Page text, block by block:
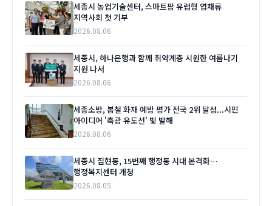
세종시 농업기술센터, 스마트팜 유럽형 엽채류
지역사회 첫 기부
2026.08.06
세종시, 하나은행과 함께 취약계층 시원한 여름나기
지원 나서
2026.08.06
세종소방, 봄철 화재 예방 평가 전국 2위 달성...시민
아이디어 '축광 유도선' 빛 발해
2026.08.06
세종시 집현동, 15번째 행정동 시대 본격화…
행정복지센터 개청
2026.08.05